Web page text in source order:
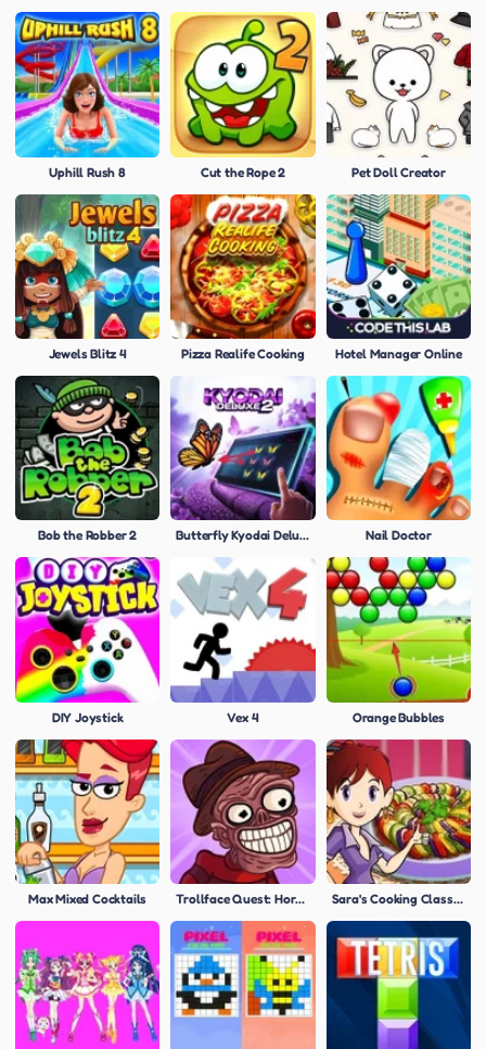
Uphill Rush 8 Cut the Rope 2 Pet Doll Creator
Jewels Blitz 4 Pizza Realife Cooking Hotel Manager Online
Bob the Robber 2 Butterfly Kyodai Deluxe Nail Doctor
DIY Joystick Vex 4 Orange Bubbles
Max Mixed Cocktails Trollface Quest: Horror 2 Sara's Cooking Class: Ratatouille